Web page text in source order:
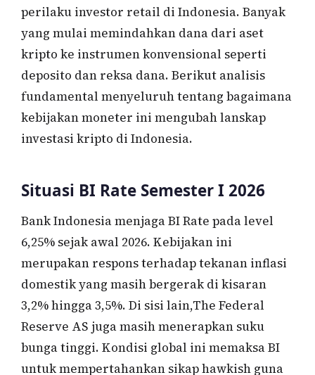
perilaku investor retail di Indonesia. Banyak
yang mulai memindahkan dana dari aset
kripto ke instrumen konvensional seperti
deposito dan reksa dana. Berikut analisis
fundamental menyeluruh tentang bagaimana
kebijakan moneter ini mengubah lanskap
investasi kripto di Indonesia.
Situasi BI Rate Semester I 2026
Bank Indonesia menjaga BI Rate pada level
6,25% sejak awal 2026. Kebijakan ini
merupakan respons terhadap tekanan inflasi
domestik yang masih bergerak di kisaran
3,2% hingga 3,5%. Di sisi lain,The Federal
Reserve AS juga masih menerapkan suku
bunga tinggi. Kondisi global ini memaksa BI
untuk mempertahankan sikap hawkish guna